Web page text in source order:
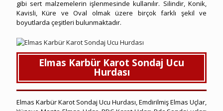
gibi sert malzemelerin işlenmesinde kullanılır. Silindir, Konik,
Kavisli, Küre ve Oval olmak üzere birçok farklı şekil ve
boyutlarda çeşitleri bulunmaktadır.
Elmas Karbür Karot Sondaj Ucu
Hurdası
Elmas Karbür Karot Sondaj Ucu Hurdası, Emdirilmiş Elmas Uçlar,